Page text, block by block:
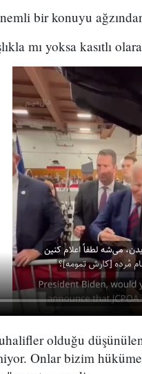
bir konuyu
mı yoksa kasıtlı
olduğu
Onlar bizim